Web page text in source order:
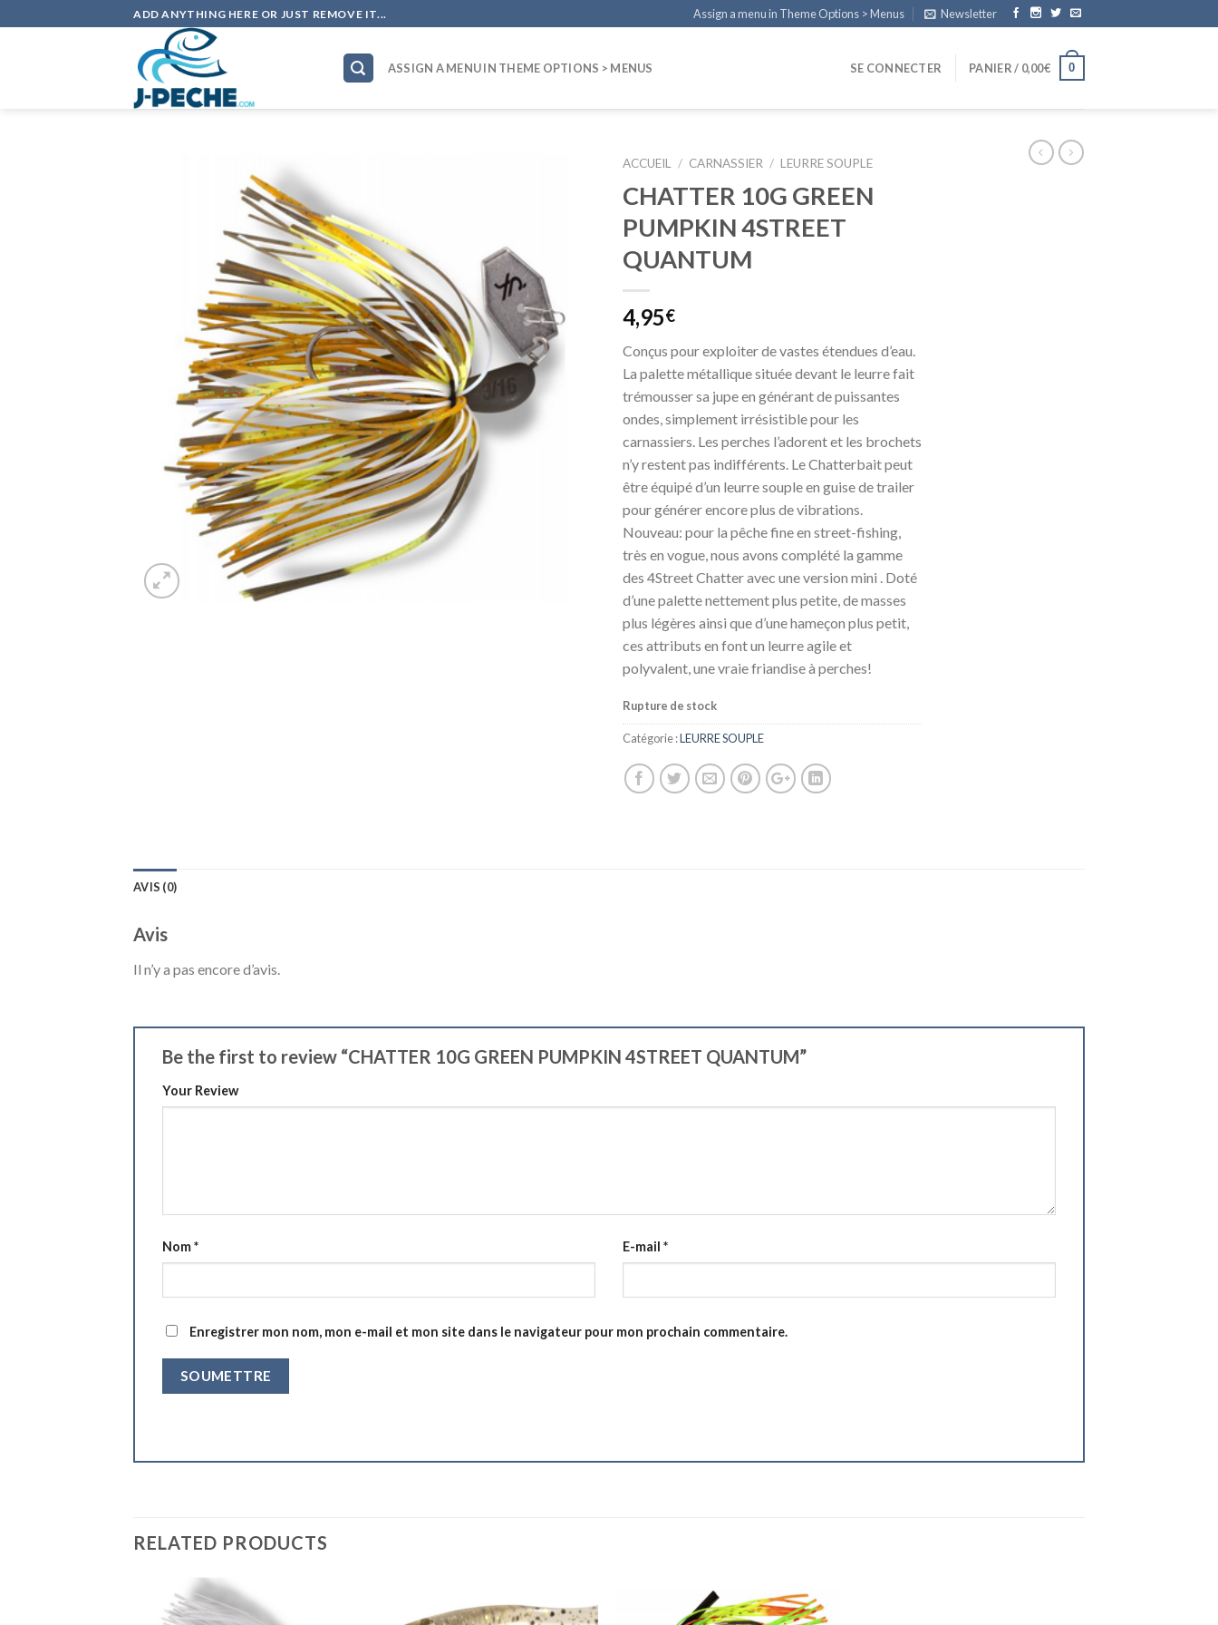
to
ADD ANYTHING HERE OR JUST REMOVE IT... Assign a menu in Theme Options > Menus Newsletter
ASSIGN A MENU IN THEME OPTIONS > MENUS SE CONNECTER PANIER / 0,00€ 0
ACCUEIL / CARNASSIER / LEURRE SOUPLE
CHATTER 10G GREEN
PUMPKIN 4STREET
QUANTUM
4,95€
Conçus pour exploiter de vastes étendues d’eau.
La palette métallique située devant le leurre fait
trémousser sa jupe en générant de puissantes
ondes, simplement irrésistible pour les
carnassiers. Les perches l’adorent et les brochets
n’y restent pas indifférents. Le Chatterbait peut
être équipé d’un leurre souple en guise de trailer
pour générer encore plus de vibrations.
Nouveau: pour la pêche fine en street-fishing,
très en vogue, nous avons complété la gamme
des 4Street Chatter avec une version mini . Doté
d’une palette nettement plus petite, de masses
plus légères ainsi que d’une hameçon plus petit,
ces attributs en font un leurre agile et
polyvalent, une vraie friandise à perches!
Rupture de stock
Catégorie :LEURRE SOUPLE
AVIS (0)
Avis
Il n’y a pas encore d’avis.
Be the first to review “CHATTER 10G GREEN PUMPKIN 4STREET QUANTUM”
Your Review
Nom* E-mail *
Enregistrer mon nom, mon e-mail et mon site dans le navigateur pour mon prochain commentaire.
RELATED PRODUCTS